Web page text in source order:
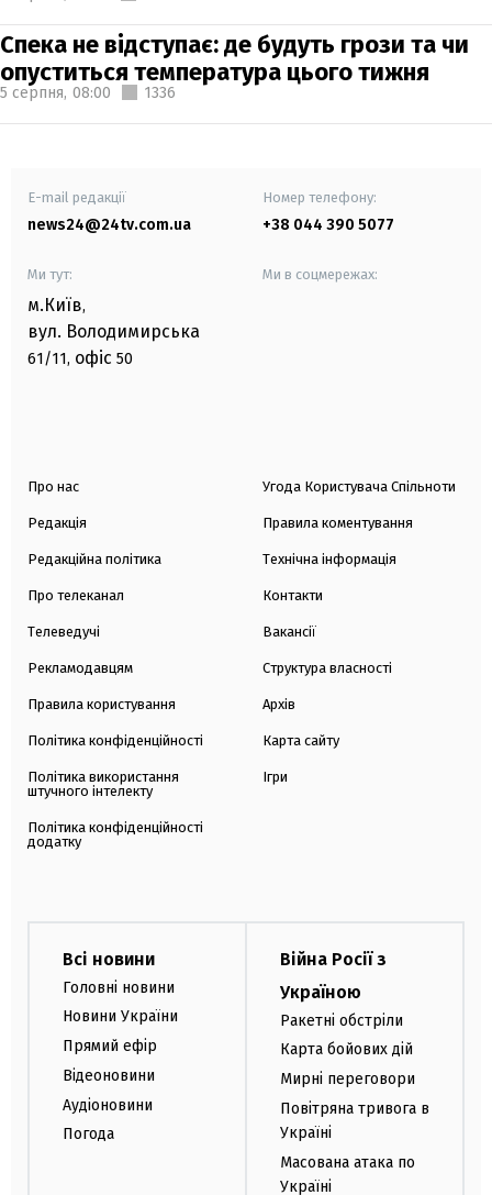
Спека не відступає: де будуть грози та чи
опуститься температура цього тижня
5 серпня, 08:00 1336
E-mail редакції
news24@24tv.com.ua
Номер телефону:
+38 044 390 5077
Ми тут:
м.Київ,
вул. Володимирська
61/11, офіс 50
Ми в соцмережах:
Про нас
Редакція
Редакційна політика
Про телеканал
Телеведучі
Рекламодавцям
Правила користування
Політика конфіденційності
Політика використання
штучного інтелекту
Політика конфіденційності
додатку
Угода Користувача Спільноти
Правила коментування
Технічна інформація
Контакти
Вакансії
Структура власності
Архів
Карта сайту
Ігри
Всі новини
Головні новини
Новини України
Прямий ефір
Відеоновини
Аудіоновини
Погода
Війна Росії з
Україною
Ракетні обстріли
Карта бойових дій
Мирні переговори
Повітряна тривога в
Україні
Масована атака по
Україні